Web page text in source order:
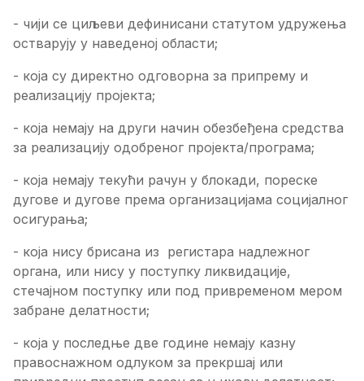
- чији се циљеви дефинисани статутом удружења
остварују у наведеној области;
- која су директно одговорна за припрему и
реализацију пројекта;
- која немају на други начин обезбеђена средства
за реализацију одобреног пројекта/програма;
- која немају текући рачун у блокади, пореске
дугове и дугове према организацијама социјалног
осигурања;
- која нису брисана из регистара надлежног
органа, или нису у поступку ликвидације,
стечајном поступку или под привременом мером
забране делатности;
- која у последње две године немају казну
правоснажном одлуком за прекршај или